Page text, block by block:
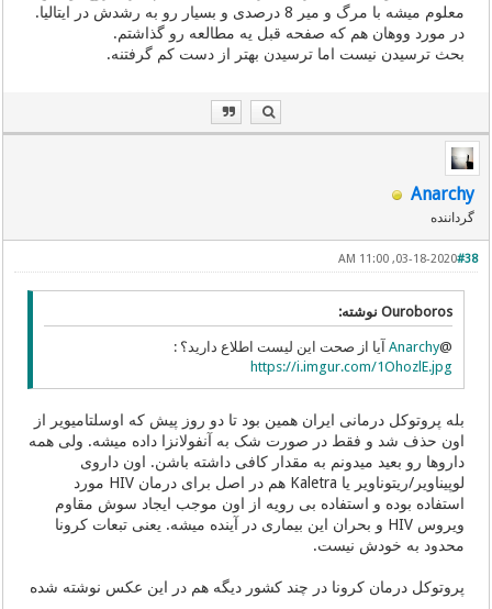
معلوم میشه با مرگ و میر 8 درصدی و بسیار رو به رشدش در ایتالیا.
در مورد ووهان هم که صفحه قبل یه مطالعه رو گذاشتم.
بحث ترسیدن نیست اما ترسیدن بهتر از دست کم گرفتنه.
Anarchy
گرداننده
#38
03-18-2020, 11:00 AM
Ouroboros نوشته:
@
Anarchy آیا از صحت این لیست اطلاع دارید؟ :
https://i.imgur.com/1OhozlE.jpg
بله پروتوکل درمانی ایران همین بود تا دو روز پیش که اوسلتامیویر از
اون حذف شد و فقط در صورت شک به آنفولانزا داده میشه. ولی همه
داروها رو بعید میدونم به مقدار کافی داشته باشن. اون داروی
لوپیناویر/ریتوناویر یا Kaletra هم در اصل برای درمان HIV مورد
استفاده بوده و استفاده بی رویه از اون موجب ایجاد سوش مقاوم
ویروس HIV و بحران این بیماری در آینده میشه. یعنی تبعات کرونا
محدود به خودش نیست.
پروتوکل درمان کرونا در چند کشور دیگه هم در این عکس نوشته شده